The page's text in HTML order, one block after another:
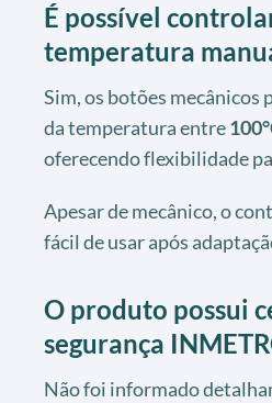
É possível
temperatura
Sim, os botões
da temperatura entre
oferecendo flexibilidade
Apesar de mecânico, o
fácil de usar após
O produto possui
segurança
Não foi informado